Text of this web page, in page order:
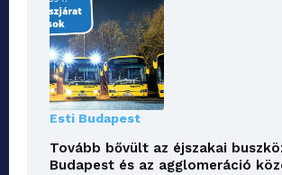
Esti Budapest
Tovább bővült az éjszakai
Budapest és az agglomeráció